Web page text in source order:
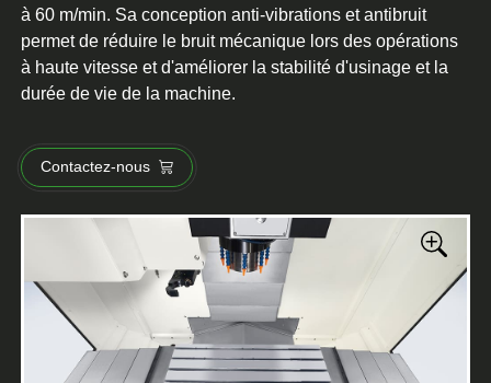
à 60 m/min. Sa conception anti-vibrations et antibruit
permet de réduire le bruit mécanique lors des opérations
à haute vitesse et d'améliorer la stabilité d'usinage et la
durée de vie de la machine.
Contactez-nous